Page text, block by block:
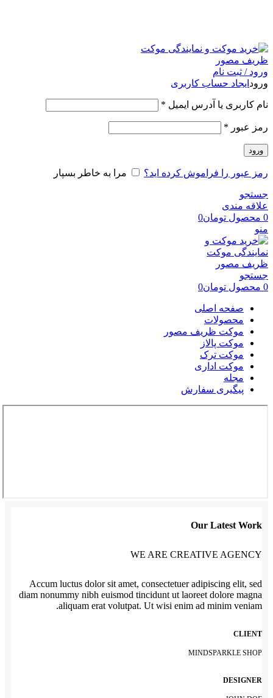
ورود / ثبت نام
ورود ایجاد حساب کاربری
نام کاربری یا آدرس ایمیل *
رمز عبور *
ورود
رمز عبور را فراموش کرده اید؟ مرا به خاطر بسپار
جستجو
علاقه مندی
0 محصول تومان0
منو
جستجو
0 محصول تومان0
صفحه اصلی
محصولات
موکت ظریف مصور
موکت پالاز
موکت ترک
موکت اداری
مجله
پیگیری سفارش
Our Latest Work
WE ARE CREATIVE AGENCY
Accum luctus dolor sit amet, consectetuer adipiscing elit, sed
diam nonummy nibh euismod tincidunt ut laoreet dolore magna
aliquam erat volutpat. Ut wisi enim ad minim veniam.
CLIENT
MINDSPARKLE SHOP
DESIGNER